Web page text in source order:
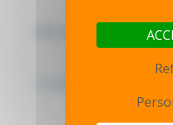
Mentions légales -